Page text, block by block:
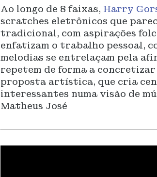
Ao longo de 8 faixas, Harry
scratches eletrônicos que
tradicional, com aspirações
enfatizam o trabalho pessoal,
melodias se entrelaçam pela
repetem de forma a
proposta artística, que cria
interessantes numa visão de
Matheus José